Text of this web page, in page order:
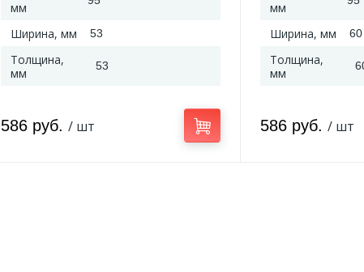
мм
Ширина, мм 53
Толщина,
мм
53
586 руб. / шт
мм
Ширина, мм 60
Толщина,
мм
586 руб. / шт